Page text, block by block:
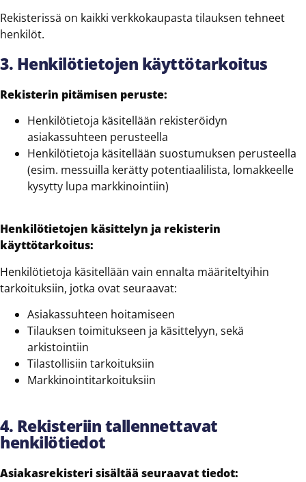
Rekisterissä on kaikki verkkokaupasta tilauksen tehneet
henkilöt.
3. Henkilötietojen käyttötarkoitus
Rekisterin pitämisen peruste:
Henkilötietoja käsitellään rekisteröidyn
asiakassuhteen perusteella
Henkilötietoja käsitellään suostumuksen perusteella
(esim. messuilla kerätty potentiaalilista, lomakkeelle
kysytty lupa markkinointiin)
Henkilötietojen käsittelyn ja rekisterin
käyttötarkoitus:
Henkilötietoja käsitellään vain ennalta määriteltyihin
tarkoituksiin, jotka ovat seuraavat:
Asiakassuhteen hoitamiseen
Tilauksen toimitukseen ja käsittelyyn, sekä
arkistointiin
Tilastollisiin tarkoituksiin
Markkinointitarkoituksiin
4. Rekisteriin tallennettavat
henkilötiedot
Asiakasrekisteri sisältää seuraavat tiedot: